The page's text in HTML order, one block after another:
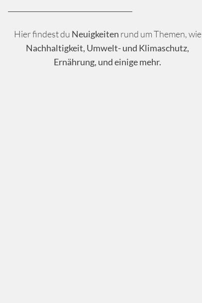
Hier findest du Neuigkeiten rund um Themen, wie
Nachhaltigkeit, Umwelt- und Klimaschutz,
Ernährung, und einige mehr.